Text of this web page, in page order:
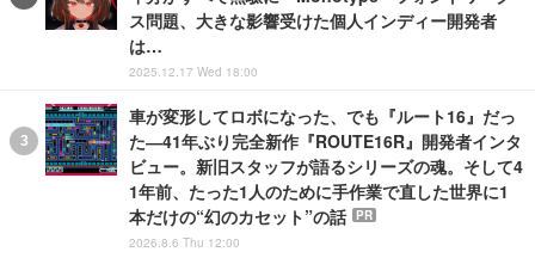
ス問題、大きな影響受けた個人インディー開発者
は…
2025.12.17 Wed 18:00
車が変形してロボになった、でも『ルート16』だっ
た―41年ぶり完全新作『ROUTE16R』開発者インタ
ビュー。新旧スタッフが語るシリーズの魂。そして4
1年前、たった1人のために手作業で直した世界に1
本だけの“幻のカセット”の話
PR
2026.8.6 Thu 12:00